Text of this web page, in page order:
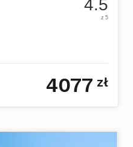
4.5
z 5
4077 zł